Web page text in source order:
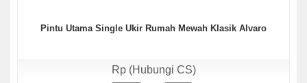
Pintu Utama Single Ukir Rumah Mewah Klasik Alvaro
Rp (Hubungi CS)